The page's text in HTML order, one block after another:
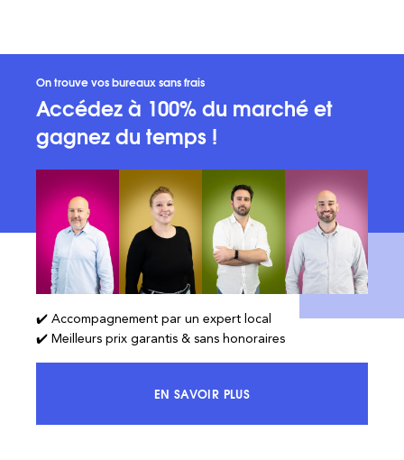
On trouve vos bureaux sans frais
Accédez à 100% du marché et
gagnez du temps !
✔️ Accompagnement par un expert local
✔️ Meilleurs prix garantis & sans honoraires
EN SAVOIR PLUSACCÉDEZ À 100% DU MARCHÉ ET